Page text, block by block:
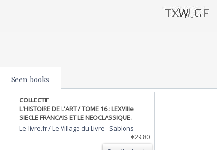
Seen books
COLLECTIF
L'HISTOIRE DE L'ART / TOME 16 : LEXVIIIe
SIECLE FRANCAIS ET LE NEOCLASSIQUE.
Le-livre.fr / Le Village du Livre - Sablons
€29.80